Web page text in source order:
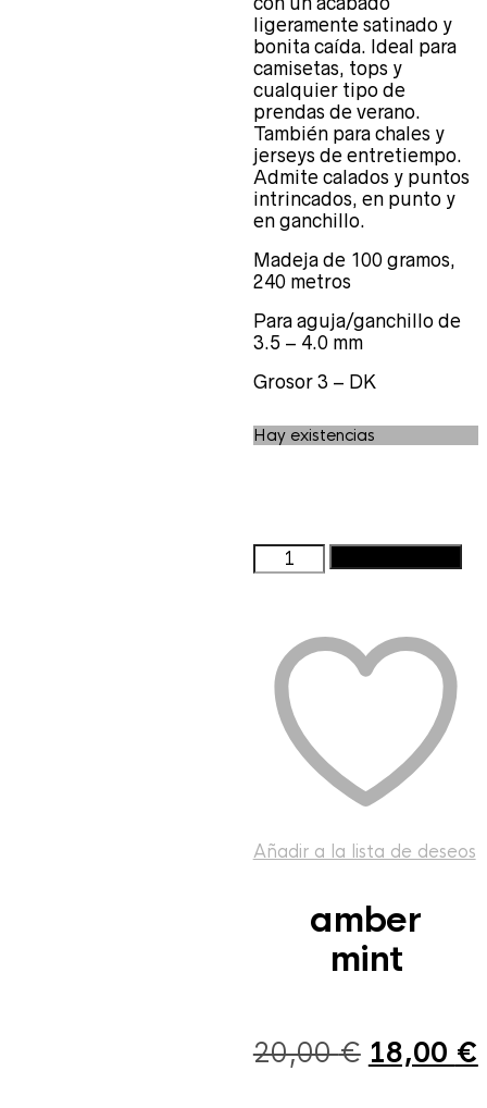
amber
mint
20,00€ El
18,00 €
ligeramente satinado y
bonita caída. Ideal para
camisetas, tops y
cualquier tipo de
prendas de verano.
También para chales y
jerseys de entretiempo.
Admite calados y puntos
intrincados, en punto y
en ganchillo.
Madeja de 100 gramos,
240 metros
Para aguja/ganchillo de
3.5 – 4.0 mm
Grosor 3 – DK
Hay existencias
amber
mint
Añadir a la lista de deseos